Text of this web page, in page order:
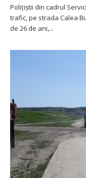
Polițiștii din cadrul
trafic, pe strada Calea
de 26 de ani,...